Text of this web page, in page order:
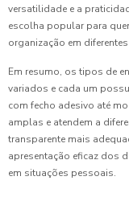
versatilidade e a
escolha popular para
organização em
Em resumo, os tipos de
variados e cada um
com fecho adesivo até
amplas e atendem a
transparente mais
apresentação eficaz dos
em situações pessoais.